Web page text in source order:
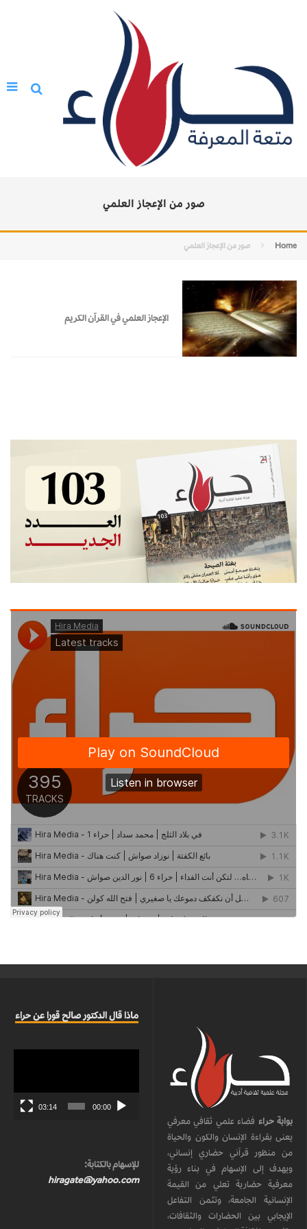
صور من الإعجاز العلمي
Home صور من الإعجاز العلمي
الإعجاز العلمي في القرآن الكريم
بوابة حراء فضاء علمي ثقافي معرفي
يعنى بقراءة الإنسان والكون والحياة
من منظور قرآني حضاري إنساني،
ويهدف إلى الإسهام في بناء رؤية
معرفية حضارية تعلي من القيمة
الإنسانية الجامعة، وتثمن التفاعل
الإيجابي بين الحضارات والثقافات،
ماذا قال الدكتور صالح قورا عن حراء
00:00
03:14
للإسهام بالكتابة:
hiragate@yahoo.com